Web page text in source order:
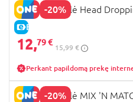
-20%
E-KAINA
TMNT figūrėlė Head
12,79 €
15,99 €
Perkant papildomą prekę
-20%
TMNT figūrėlė MIX 'N